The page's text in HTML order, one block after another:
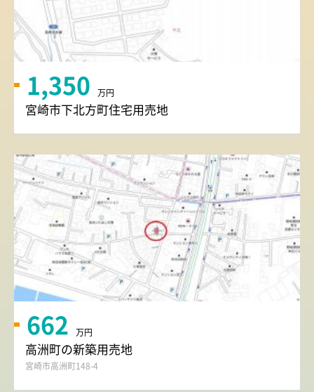
1,350 万円
宮崎市下北方町住宅用売地
662 万円
高洲町の新築用売地
宮崎市高洲町148-4